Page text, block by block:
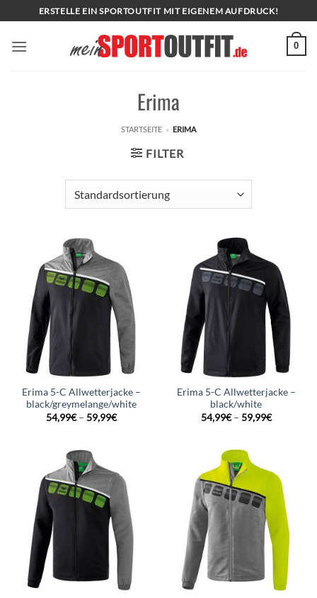
Inhalt
springen
ERSTELLE EIN SPORTOUTFIT MIT EIGENEM AUFDRUCK!
0
Erima
STARTSEITE » ERIMA
FILTER
Erima 5-C Allwetterjacke –
black/greymelange/white
54,99€– 59,99€
Erima 5-C Allwetterjacke –
black/white
54,99€– 59,99€